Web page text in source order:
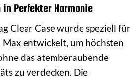
in Perfekter Harmonie
Clear Case wurde speziell für
Max entwickelt, um höchsten
das atemberaubende
zu verdecken. Die